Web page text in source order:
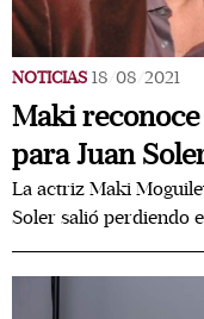
NOTICIAS 18/08/2021
Maki
para Juan
La actriz Maki
Soler salió perdiendo